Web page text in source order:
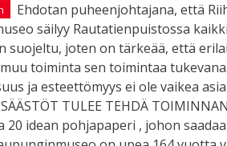
Ehdotan puheenjohtajana, että
säilyy Rautatienpuistossa
suojeltu, joten on tärkeää, että
toiminta sen toimintaa
ja esteettömyys ei ole vaikea
TULEE TEHDÄ
20 idean pohjapaperi , johon